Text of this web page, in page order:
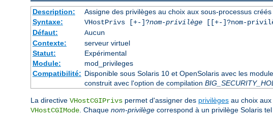
Description:
Assigne des privilèges au choix aux sous-processus
Syntaxe:
VHostPrivs [+-]?nom-privilège[[+-]?nom-
Défaut:
Aucun
Contexte:
serveur virtuel
Statut:
Expérimental
Module:
mod_privileges
Compatibilité: Disponible sous Solaris 10 et OpenSolaris avec les
construit avec l'option de compilation
La directive VHostCGIPrivs permet d'assigner des privilèges au choix
VHostCGIMode. Chaque nom-privilège correspond à un privilège Solaris